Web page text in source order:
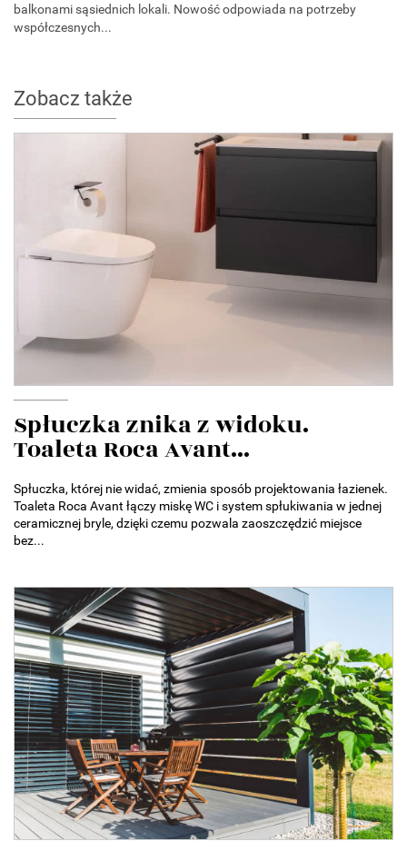
balkonami sąsiednich lokali. Nowość odpowiada na potrzeby
współczesnych...
Zobacz także
Spłuczka znika z widoku.
Toaleta Roca Avant...
Spłuczka, której nie widać, zmienia sposób projektowania łazienek.
Toaleta Roca Avant łączy miskę WC i system spłukiwania w jednej
ceramicznej bryle, dzięki czemu pozwala zaoszczędzić miejsce
bez...